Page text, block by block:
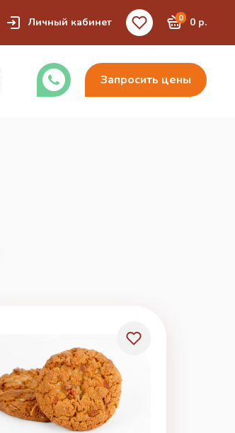
Личный кабинет 0 0 р.
Запросить цены